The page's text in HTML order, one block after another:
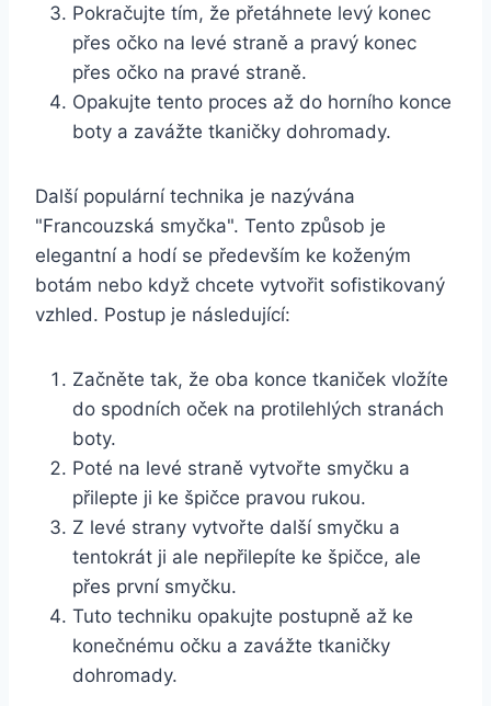
Pokračujte⁤ tím, ‌že přetáhnete levý konec
přes ⁤očko na ‌levé straně a pravý konec
přes ⁢očko ⁢na pravé ⁤straně.
Opakujte⁢ tento⁤ proces‍ až do ⁤horního konce
boty⁢ a zavážte tkaničky ⁤dohromady.
Další populární ⁤technika je nazývána
"Francouzská smyčka". Tento ⁢způsob je
elegantní a hodí ​se především ke koženým
botám nebo když chcete vytvořit sofistikovaný⁤
vzhled. Postup je následující:
Začněte tak, že oba‌ konce ⁣tkaniček vložíte
do ⁤spodních oček na ‌protilehlých stranách
boty.
Poté na levé straně‌ vytvořte​ smyčku a
přilepte⁢ ji⁣ ke špičce pravou rukou.
Z levé strany vytvořte další smyčku a
tentokrát ji ale nepřilepíte ke špičce, ale
přes první smyčku.
Tuto techniku opakujte postupně až⁢ ke
konečnému ​očku a zavážte⁤ tkaničky
dohromady.